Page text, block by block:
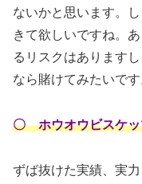
ないかと思います。
きて欲しいですね。
るリスクはあります
なら賭けてみたいです
〇 ホウオウビスケッ
ずば抜けた実績、実